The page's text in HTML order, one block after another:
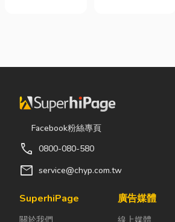
料行採購。除
齊全，也能依
照施工需求，
快速找到合適
插座、燈具、
馬達、衛浴設
關產品。 無論
要求提供「碳
書」。這讓不
什麼？我們公
真的需要找
Facebook粉絲專頁
call 0800-080-580
mail service@chyp.com.tw
SuperhiPage
關於我們
廣告媒體
線上媒體